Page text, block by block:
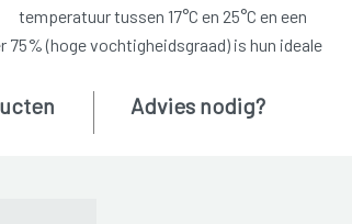
temperatuur tussen 17°C en 25°C en een
(hoge vochtigheidsgraad) is hun ideale
Advies nodig?